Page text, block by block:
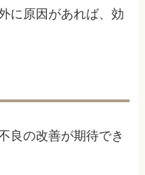
に原因があれば、効
良の改善が期待でき